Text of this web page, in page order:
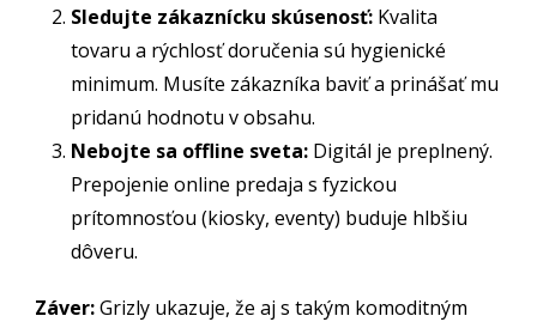
Sledujte zákaznícku skúsenosť: Kvalita
tovaru a rýchlosť doručenia sú hygienické
minimum. Musíte zákazníka baviť a prinášať mu
pridanú hodnotu v obsahu.
Nebojte sa offline sveta: Digitál je preplnený.
Prepojenie online predaja s fyzickou
prítomnosťou (kiosky, eventy) buduje hlbšiu
dôveru.
Záver:Grizly ukazuje, že aj s takým komoditným